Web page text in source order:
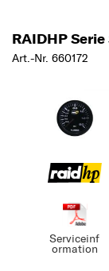
RAIDHP
Art.-Nr. 660172
Serviceinf
ormation